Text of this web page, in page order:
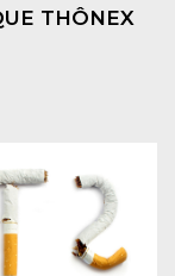
THÔNEX